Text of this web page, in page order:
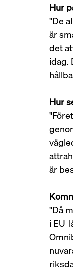
Hur
"De
är
det
idag.
Hur
är
"Då
i EU-